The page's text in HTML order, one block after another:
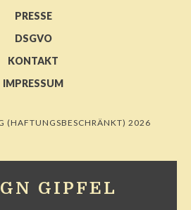
PRESSE
DSGVO
KONTAKT
IMPRESSUM
(HAFTUNGSBESCHRÄNKT) 2026
GIPFEL